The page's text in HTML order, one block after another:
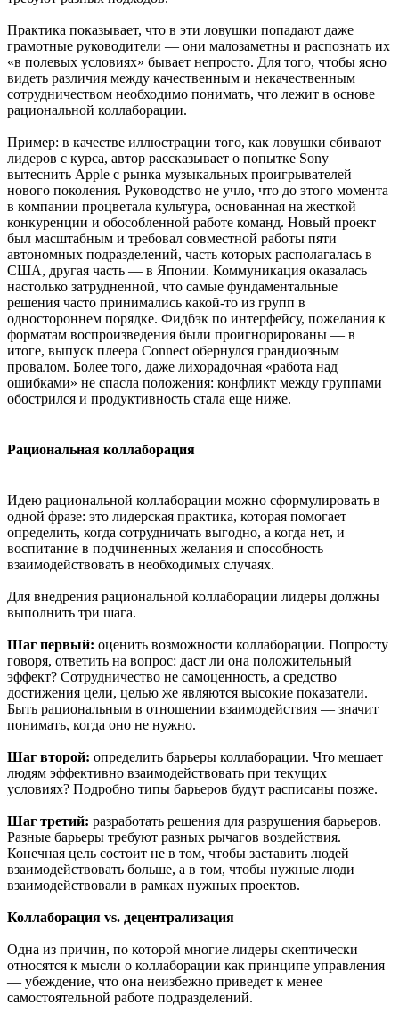
Практика показывает, что в эти ловушки попадают даже
грамотные руководители — они малозаметны и распознать их
«в полевых условиях» бывает непросто. Для того, чтобы ясно
видеть различия между качественным и некачественным
сотрудничеством необходимо понимать, что лежит в основе
рациональной коллаборации.
Пример: в качестве иллюстрации того, как ловушки сбивают
лидеров с курса, автор рассказывает о попытке Sony
вытеснить Apple с рынка музыкальных проигрывателей
нового поколения. Руководство не учло, что до этого момента
в компании процветала культура, основанная на жесткой
конкуренции и обособленной работе команд. Новый проект
был масштабным и требовал совместной работы пяти
автономных подразделений, часть которых располагалась в
США, другая часть — в Японии. Коммуникация оказалась
настолько затрудненной, что самые фундаментальные
решения часто принимались какой-то из групп в
одностороннем порядке. Фидбэк по интерфейсу, пожелания к
форматам воспроизведения были проигнорированы — в
итоге, выпуск плеера Connect обернулся грандиозным
провалом. Более того, даже лихорадочная «работа над
ошибками» не спасла положения: конфликт между группами
обострился и продуктивность стала еще ниже.
Рациональная коллаборация
Идею рациональной коллаборации можно сформулировать в
одной фразе: это лидерская практика, которая помогает
определить, когда сотрудничать выгодно, а когда нет, и
воспитание в подчиненных желания и способность
взаимодействовать в необходимых случаях.
Для внедрения рациональной коллаборации лидеры должны
выполнить три шага.
Шаг первый: оценить возможности коллаборации. Попросту
говоря, ответить на вопрос: даст ли она положительный
эффект? Сотрудничество не самоценность, а средство
достижения цели, целью же являются высокие показатели.
Быть рациональным в отношении взаимодействия — значит
понимать, когда оно не нужно.
Шаг второй: определить барьеры коллаборации. Что мешает
людям эффективно взаимодействовать при текущих
условиях? Подробно типы барьеров будут расписаны позже.
Шаг третий: разработать решения для разрушения барьеров.
Разные барьеры требуют разных рычагов воздействия.
Конечная цель состоит не в том, чтобы заставить людей
взаимодействовать больше, а в том, чтобы нужные люди
взаимодействовали в рамках нужных проектов.
Коллаборация vs. децентрализация
Одна из причин, по которой многие лидеры скептически
относятся к мысли о коллаборации как принципе управления
— убеждение, что она неизбежно приведет к менее
самостоятельной работе подразделений.